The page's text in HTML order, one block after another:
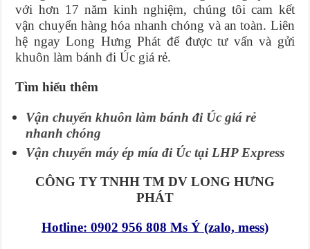
với hơn 17 năm kinh nghiệm, chúng tôi cam kết
vận chuyển hàng hóa nhanh chóng và an toàn. Liên
hệ ngay Long Hưng Phát để được tư vấn và gửi
khuôn làm bánh đi Úc giá rẻ.
Tìm hiểu thêm
Vận chuyển khuôn làm bánh đi Úc giá rẻ
nhanh chóng
Vận chuyển máy ép mía đi Úc tại LHP Express
CÔNG TY TNHH TM DV LONG HƯNG
PHÁT
Hotline: 0902 956 808 Ms Ý (zalo, mess)